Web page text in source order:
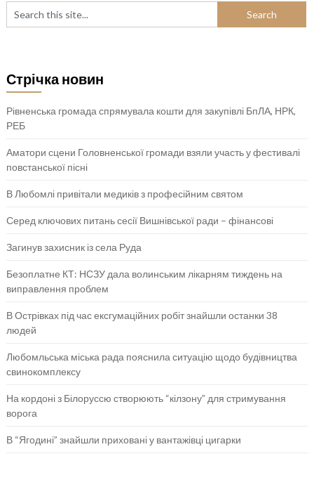
Стрічка новин
Рівненська громада спрямувала кошти для закупівлі БпЛА, НРК,
РЕБ
Аматори сцени Головненської громади взяли участь у фестивалі
повстанської пісні
В Любомлі привітали медиків з професійним святом
Серед ключових питань сесії Вишнівської ради – фінансові
Загинув захисник із села Руда
Безоплатне КТ: НСЗУ дала волинським лікарням тиждень на
виправлення проблем
В Острівках під час ексгумаційних робіт знайшли останки 38
людей
Любомльська міська рада пояснила ситуацію щодо будівництва
свинокомплексу
На кордоні з Білоруссю створюють “кілзону” для стримування
ворога
В “Ягодині” знайшли приховані у вантажівці цигарки